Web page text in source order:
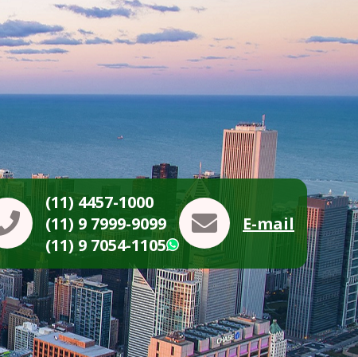
(11) 4457-1000
(11) 9 7999-9099
(11) 9 7054-1105
WhatsApp
E-mail